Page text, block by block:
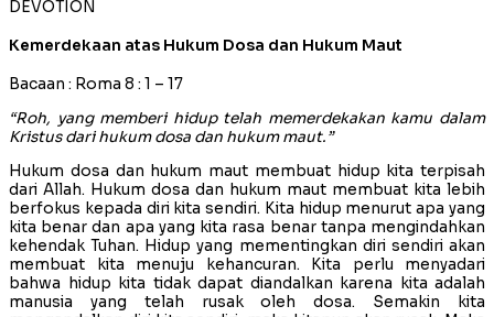
DEVOTION
Kemerdekaan atas Hukum Dosa dan Hukum Maut
Bacaan : Roma 8 : 1 – 17
“Roh, yang memberi hidup telah memerdekakan kamu dalam
Kristus dari hukum dosa dan hukum maut.”
Hukum dosa dan hukum maut membuat hidup kita terpisah
dari Allah. Hukum dosa dan hukum maut membuat kita lebih
berfokus kepada diri kita sendiri. Kita hidup menurut apa yang
kita benar dan apa yang kita rasa benar tanpa mengindahkan
kehendak Tuhan. Hidup yang mementingkan diri sendiri akan
membuat kita menuju kehancuran. Kita perlu menyadari
bahwa hidup kita tidak dapat diandalkan karena kita adalah
manusia yang telah rusak oleh dosa. Semakin kita